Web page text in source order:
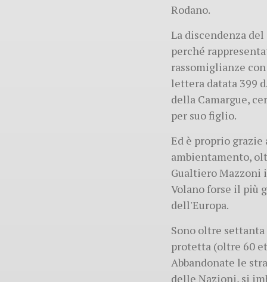
Rodano.
La discendenza
perché
rassomiglianze
lettera datata 399
della Camargue,
per suo figlio.
Ed è proprio
ambientamento,
Gualtiero
Volano forse il più
dell'Europa.
Sono oltre
protetta (oltre 60
Abbandonate le
delle Nazioni, si